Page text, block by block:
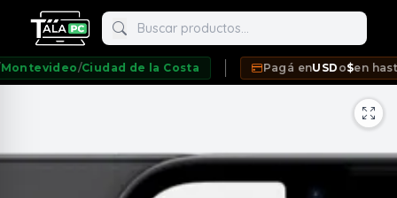
Buscar productos
/Ciudad de la Costa Pagá enUSDo$ en hasta 12